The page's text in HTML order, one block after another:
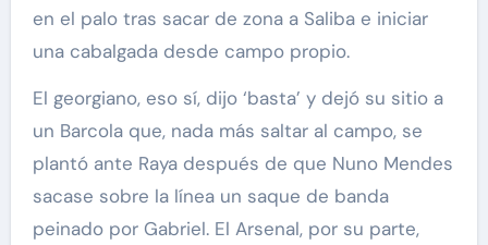
en el palo tras sacar de zona a Saliba e iniciar
una cabalgada desde campo propio.
El georgiano, eso sí, dijo ‘basta’ y dejó su sitio a
un Barcola que, nada más saltar al campo, se
plantó ante Raya después de que Nuno Mendes
sacase sobre la línea un saque de banda
peinado por Gabriel. El Arsenal, por su parte,